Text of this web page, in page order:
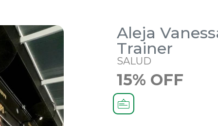
Aleja
Trainer
SALUD
15% OFF